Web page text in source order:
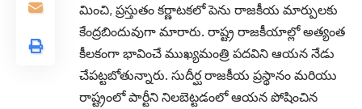
మించి, ప్రస్తుతం కర్ణాటకలో పెను రాజకీయ మార్పులకు
కేంద్రబిందువుగా మారారు. రాష్ట్ర రాజకీయాల్లో అత్యంత
కీలకంగా భావించే ముఖ్యమంత్రి పదవిని ఆయన నేడు
చేపట్టబోతున్నారు. సుదీర్ఘ రాజకీయ ప్రస్థానం మరియు
రాష్ట్రంలో పార్టీని నిలబెట్టడంలో ఆయన పోషించిన